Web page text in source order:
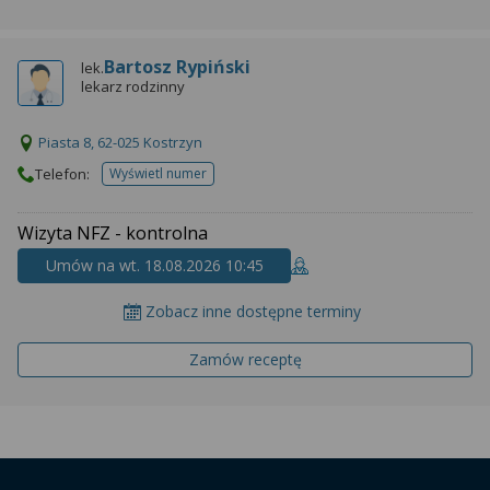
lek.Bartosz Rypiński
lekarz rodzinny
Piasta 8, 62-025 Kostrzyn
Telefon:
Wyświetl numertelefonu do placowki
Wizyta NFZ - kontrolna
Umów na wt. 18.08.2026 10:45
Zobacz inne dostępne terminy
Zamów receptę
danych tylko w niektórych celach. Jeżeli chcesz
dowiedzieć się więcej lub chcesz przeprowadzić
konfigurację szczegółową, to możesz tego dokonać
za pomocą „Ustawień zaawansowanych”.
Więcej informacji na temat wykorzystywania
narzędzi zewnętrznych w naszym serwisie
znajdziesz w Regulaminie Serwisu.